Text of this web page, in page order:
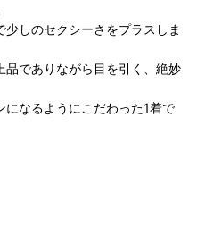
しのセクシーさをプラスしま
品でありながら目を引く、絶妙
なるようにこだわった1着で